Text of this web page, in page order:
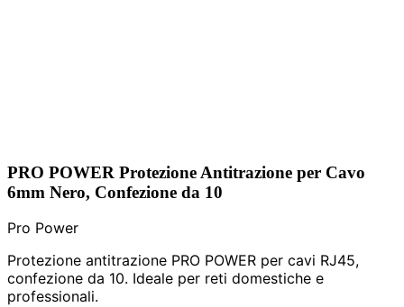
PRO POWER Protezione Antitrazione per Cavo
6mm Nero, Confezione da 10
Pro Power
Protezione antitrazione PRO POWER per cavi RJ45,
confezione da 10. Ideale per reti domestiche e
professionali.